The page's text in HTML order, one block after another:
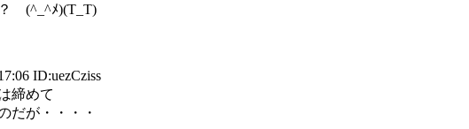
(^_^ﾒ)(T_T)
ID:uezCziss
締めて
だが・・・・